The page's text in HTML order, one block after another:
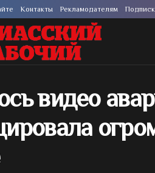
Контакты Рекламодателям
видео